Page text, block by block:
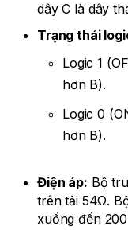
dây C là dây
Trạng thái
Logic 1
hơn B).
Logic 0
hơn B).
Điện áp: Bộ
trên tải 54Ω.
xuống đến 200